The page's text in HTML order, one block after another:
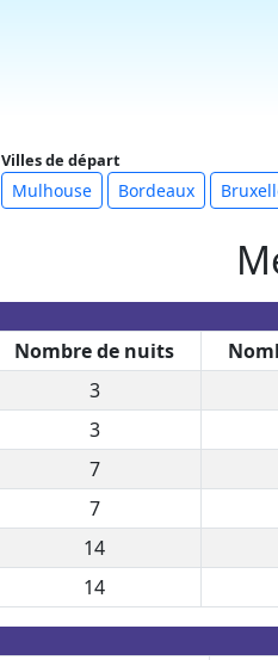
Villes de départ
Mulhouse Bordeaux
Nombre de nuits
3
3
7
7
14
14